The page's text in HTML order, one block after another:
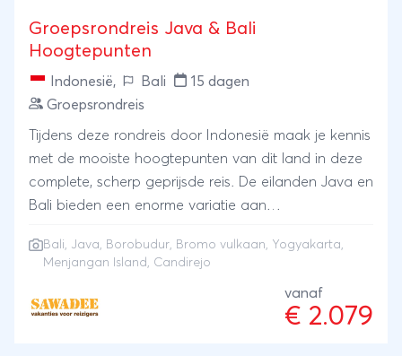
Groepsrondreis Java & Bali
Hoogtepunten
Indonesië, Bali
15 dagen
Groepsrondreis
Tijdens deze rondreis door Indonesië maak je kennis
met de mooiste hoogtepunten van dit land in deze
complete, scherp geprijsde reis. De eilanden Java en
Bali bieden een enorme variatie aan
sultansstad Yogyakarta, het dagelijkse leven in
je de Bromo vulkaan zien en kun je tussen de sawa's
(rijstvelden) door fietsen of wandelen. Op Bali kun je
Bali, Java, Borobudur, Bromo vulkaan, Yogyakarta,
Menjangan Island , Candirejo
vanaf
€ 2.079